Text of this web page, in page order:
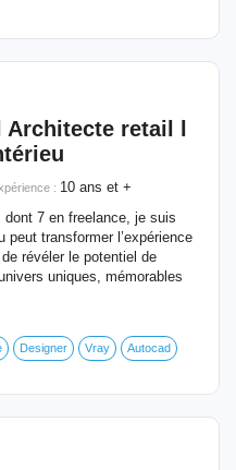
retail l
: 10 ans et +
dont 7 en freelance, je suis
peut transformer l’expérience
révéler le potentiel de
uniques, mémorables
Designer Vray Autocad